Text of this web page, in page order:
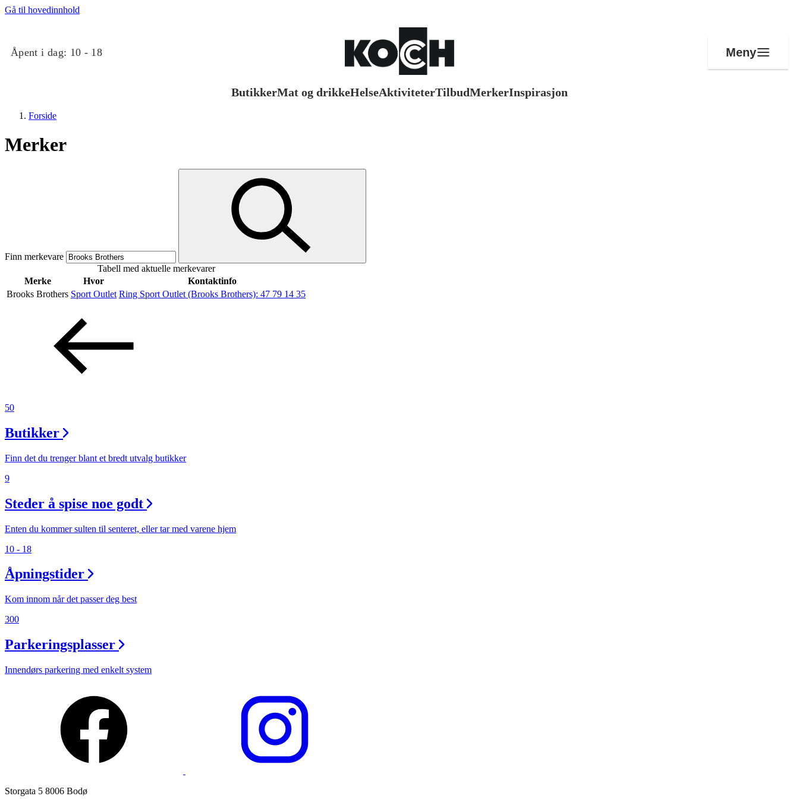
Gå til hovedinnhold
Åpent i dag: 10 - 18 Meny
ButikkerMat og drikkeHelseAktiviteterTilbudMerkerInspirasjon
Mat og drikke
Helse
Aktiviteter
Tilbud
Inspirasjon
Praktisk informasjon
Kundeklubb
Forside
Merker
Finn merkevare
Tabell med aktuelle merkevarer
Merke
Hvor
Kontaktinfo
Brooks Brothers Sport Outlet Ring Sport Outlet (Brooks Brothers): 47 79 14 35
50
Butikker
Finn det du trenger blant et bredt utvalg butikker
9
Steder å spise noe godt
Enten du kommer sulten til senteret, eller tar med varene hjem
10 - 18
Åpningstider
Kom innom når det passer deg best
300
Parkeringsplasser
Innendørs parkering med enkelt system
Storgata 5 8006 Bodø